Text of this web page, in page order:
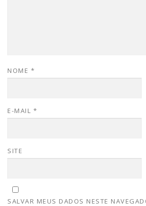
NOME *
E-MAIL *
SITE
SALVAR MEUS DADOS NESTE